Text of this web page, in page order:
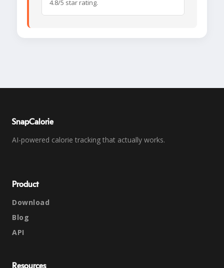
4.8/5 star rating.
SnapCalorie
AI-powered calorie tracking that actually works.
Product
Download
Blog
API
Resources